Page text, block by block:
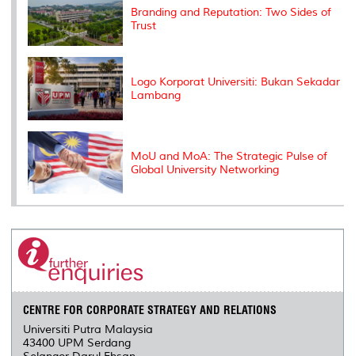
Branding and Reputation: Two Sides of
Trust
Logo Korporat Universiti: Bukan Sekadar
Lambang
MoU and MoA: The Strategic Pulse of
Global University Networking
CENTRE FOR CORPORATE STRATEGY AND RELATIONS
Universiti Putra Malaysia
43400 UPM Serdang